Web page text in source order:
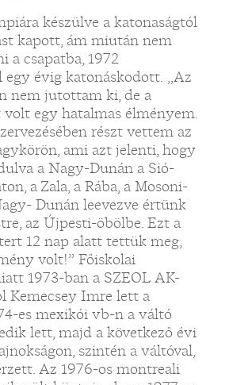
készülve a katonaságtól
kapott, ám miután nem
csapatba, 1972
egy évig katonáskodott. „Az
nem jutottam ki, de a
egy hatalmas élményem.
részt vettem az
ami azt jelenti, hogy
a Nagy-Dunán a Sió-
a Zala, a Rába, a Mosoni-
Dunán leevezve értünk
az Újpesti-öbölbe. Ezt a
12 nap alatt tettük meg,
volt!” Főiskolai
1973-ban a SZEOL AK-
Kemecsey Imre lett a
es mexikói vb-n a váltó
lett, majd a következő évi
szintén a váltóval,
Az 1976-os montreali